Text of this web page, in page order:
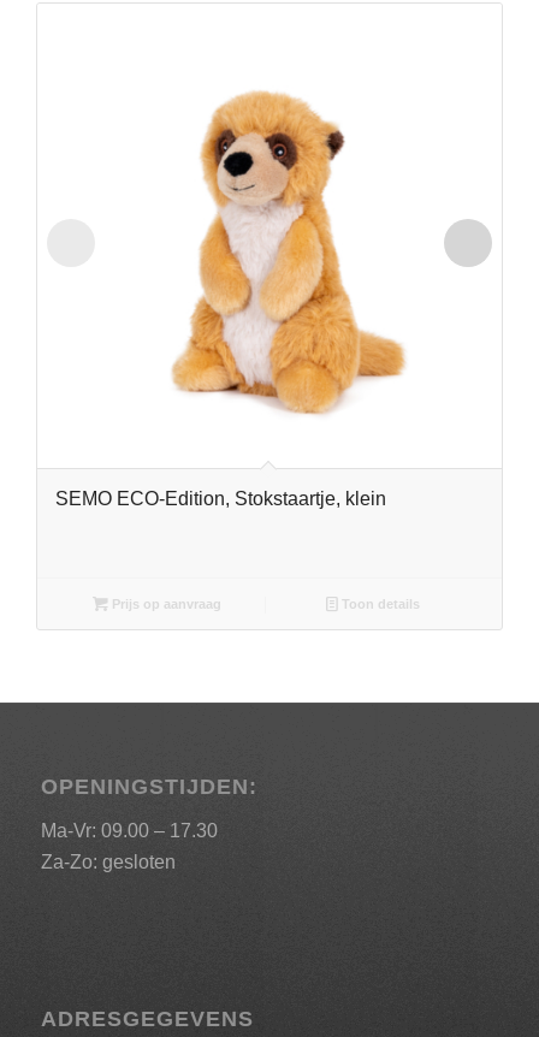
SEMO ECO-Edition, Stokstaartje, klein
Prijs op aanvraag Toon details
OPENINGSTIJDEN:
Ma-Vr: 09.00 – 17.30
Za-Zo: gesloten
ADRESGEGEVENS